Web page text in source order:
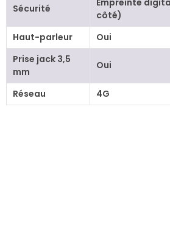
Sécurité
Empreinte
côté)
Haut-parleur
Oui
Prise jack 3,5
mm
Oui
Réseau 4G